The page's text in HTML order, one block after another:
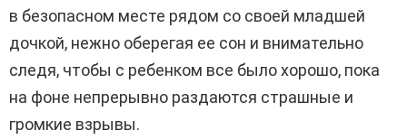
в безопасном месте рядом со своей младшей
дочкой, нежно оберегая ее сон и внимательно
следя, чтобы с ребенком все было хорошо, пока
на фоне непрерывно раздаются страшные и
громкие взрывы.